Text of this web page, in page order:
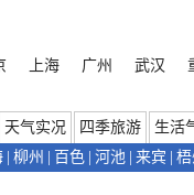
上海 广州 武汉
天气实况 四季旅游 生活
柳州 百色 河池 来宾 梧